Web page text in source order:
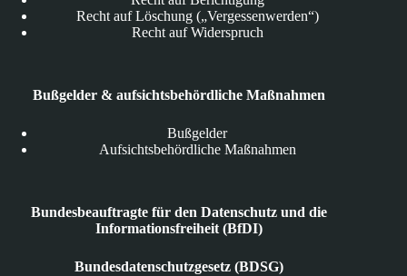
Recht auf Löschung („Vergessenwerden“)
Recht auf Widerspruch
Bußgelder & aufsichtsbehördliche Maßnahmen
Bußgelder
Aufsichtsbehördliche Maßnahmen
Bundesbeauftragte für den Datenschutz und die
Informationsfreiheit (BfDI)
Bundesdatenschutzgesetz (BDSG)